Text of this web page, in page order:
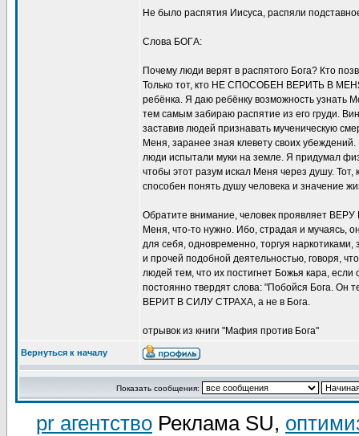
Не было распятия Иисуса, распяли
Слова БОГA:
Почему люди верят в распятого Бога? Кто
Только тот, кто НЕ СПОСОБЕН ВЕРИТЬ В
ребёнка. Я даю ребёнку возможность узнать
тем самым забираю распятие из его груди.
заставив людей признавать мученическую
Меня, заранее зная клевету своих
люди испытали муки на земле. Я придумал
чтобы этот разум искал Меня через душу.
способен понять душу человека и значение
Обратите внимание, человек проявляет ВЕРУ
Меня, что-то нужно. Ибо, страдая и мучаясь,
для себя, одновременно, торгуя
и прочей подобной деятельностью, говоря,
людей тем, что их постигнет Божья кара, если
постоянно твердят слова: "Побойся Бога. Он
ВЕРИТ В СИЛУ СТРАХА, а не в Бога.
отрывок из книги "Мафия против Бога"
Вернуться к началу
Показать сообщения:
pr агентство Реклама SU,